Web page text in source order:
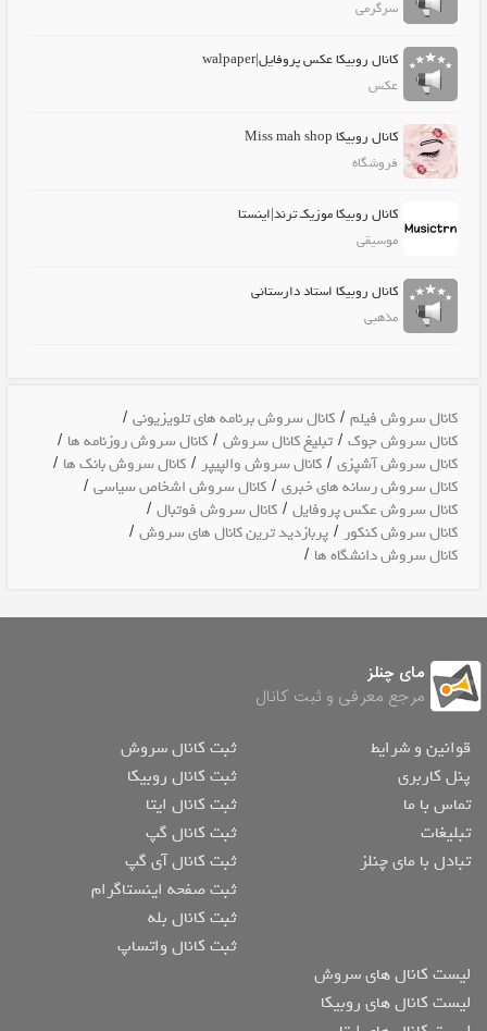
سرگرمی
کانال روبیکا عکس پروفایل|walpaper
عکس
کانال روبیکا Miss mah shop
فروشگاه
کانال روبیکا موزیکـ ترند|اینستا
موسیقی
کانال روبیکا استاد دارستانی
مذهبی
کانال سروش فیلم /کانال سروش برنامه های تلویزیونی /
کانال سروش جوک /تبلیغ کانال سروش /کانال سروش روزنامه ها /
کانال سروش آشپزی /کانال سروش والپیپر /کانال سروش بانک ها /
کانال سروش رسانه های خبری /کانال سروش اشخاص سیاسی /
کانال سروش عکس پروفایل /کانال سروش فوتبال /
کانال سروش کنکور /پربازدید ترین کانال های سروش /
کانال سروش دانشگاه ها /
مای چنلز
مرجع معرفی و ثبت کانال
قوانین و شرایط
پنل کاربری
تماس با ما
تبلیغات
تبادل با مای چنلز
ثبت کانال سروش
ثبت کانال روبیکا
ثبت کانال ایتا
ثبت کانال گپ
ثبت کانال آی گپ
ثبت صفحه اینستاگرام
ثبت کانال بله
ثبت کانال واتساپ
لیست کانال های سروش
لیست کانال های روبیکا